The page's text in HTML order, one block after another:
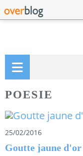
POESIE
25/02/2016
Goutte jaune d'or